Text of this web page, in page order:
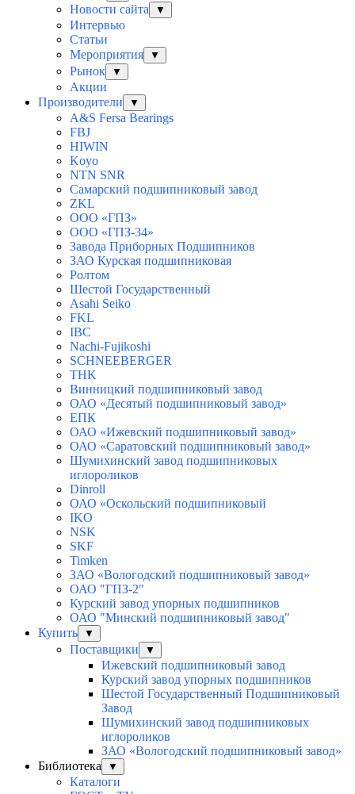
Новости сайта ▼
Интервью
Статьи
Мероприятия
▼
Рынок ▼
Акции
Производители
▼
A&S Fersa Bearings
FBJ
HIWIN
Koyo
NTN SNR
Самарский подшипниковый завод
ZKL
ООО «ГПЗ»
ООО «ГПЗ-34»
Завода Приборных Подшипников
ЗАО Курская подшипниковая
Ролтом
Шестой Государственный
Asahi Seiko
FKL
IBC
Nachi-Fujikoshi
SCHNEEBERGER
THK
Винницкий подшипниковый завод
ОАО «Десятый подшипниковый завод»
ЕПК
ОАО «Ижевский подшипниковый завод»
ОАО «Саратовский подшипниковый завод»
Шумихинский завод подшипниковых
иглороликов
Dinroll
ОАО «Оскольский подшипниковый
IKO
NSK
SKF
Timken
ЗАО «Вологодский подшипниковый завод»
ОАО "ГПЗ-2"
Курский завод упорных подшипников
ОАО "Минский подшипниковый завод"
Купить
▼
Поставщики ▼
Ижевский подшипниковый завод
Курский завод упорных подшипников
Шестой Государственный Подшипниковый
Завод
Шумихинский завод подшипниковых
иглороликов
ЗАО «Вологодский подшипниковый завод»
Библиотека
▼
Каталоги